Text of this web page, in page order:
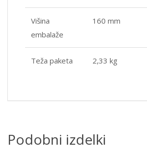
Višina
embalaže
160 mm
Teža paketa 2,33 kg
Podobni izdelki